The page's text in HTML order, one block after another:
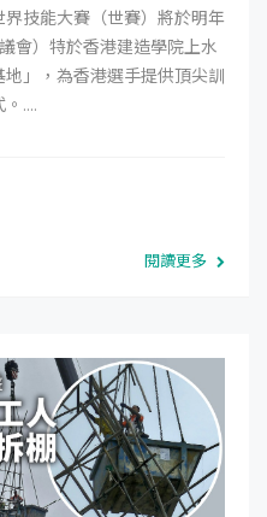
技能大賽（世賽）將於明年
會）特於香港建造學院上水
」，為香港選手提供頂尖訓
....
閱讀更多